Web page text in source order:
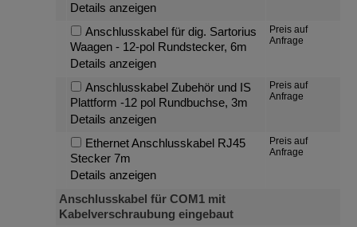
Details anzeigen
Anschlusskabel für dig. Sartorius
Waagen - 12-pol Rundstecker, 6m
Details anzeigen
Preis auf
Anfrage
Anschlusskabel Zubehör und IS
Plattform -12 pol Rundbuchse, 3m
Details anzeigen
Preis auf
Anfrage
Ethernet Anschlusskabel RJ45
Stecker 7m
Details anzeigen
Preis auf
Anfrage
Anschlusskabel für COM1 mit
Kabelverschraubung eingebaut